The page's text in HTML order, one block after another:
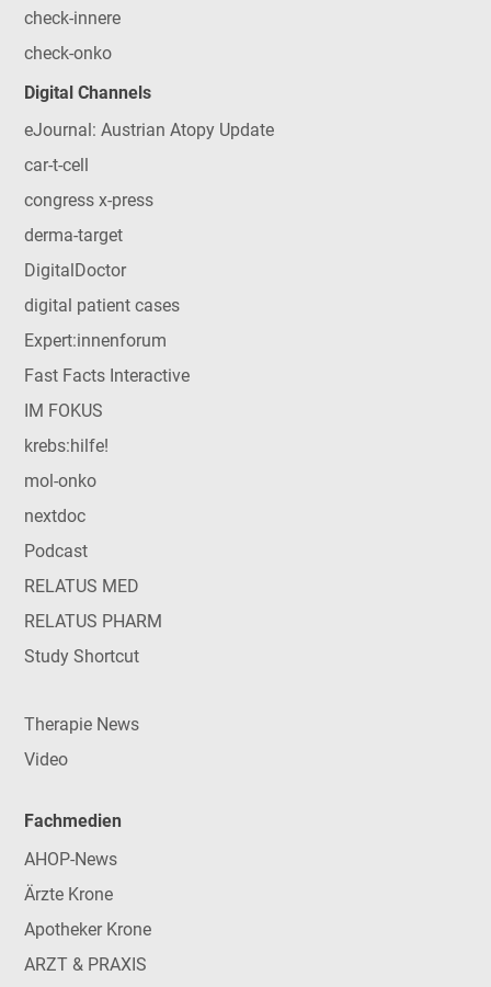
check-innere
check-onko
Digital Channels
eJournal: Austrian Atopy Update
car-t-cell
congress x-press
derma-target
DigitalDoctor
digital patient cases
Expert:innenforum
Fast Facts Interactive
IM FOKUS
krebs:hilfe!
mol-onko
nextdoc
Podcast
RELATUS MED
RELATUS PHARM
Study Shortcut
Therapie News
Video
Fachmedien
AHOP-News
Ärzte Krone
Apotheker Krone
ARZT & PRAXIS